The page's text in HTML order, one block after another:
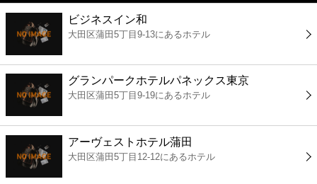
コンビニ
薬局
スーパー
エンタメ
ビジネスイン和
大田区蒲田5丁目9-13にあるホテル
グランパークホテルパネックス東京
大田区蒲田5丁目9-19にあるホテル
アーヴェストホテル蒲田
大田区蒲田5丁目12-12にあるホテル